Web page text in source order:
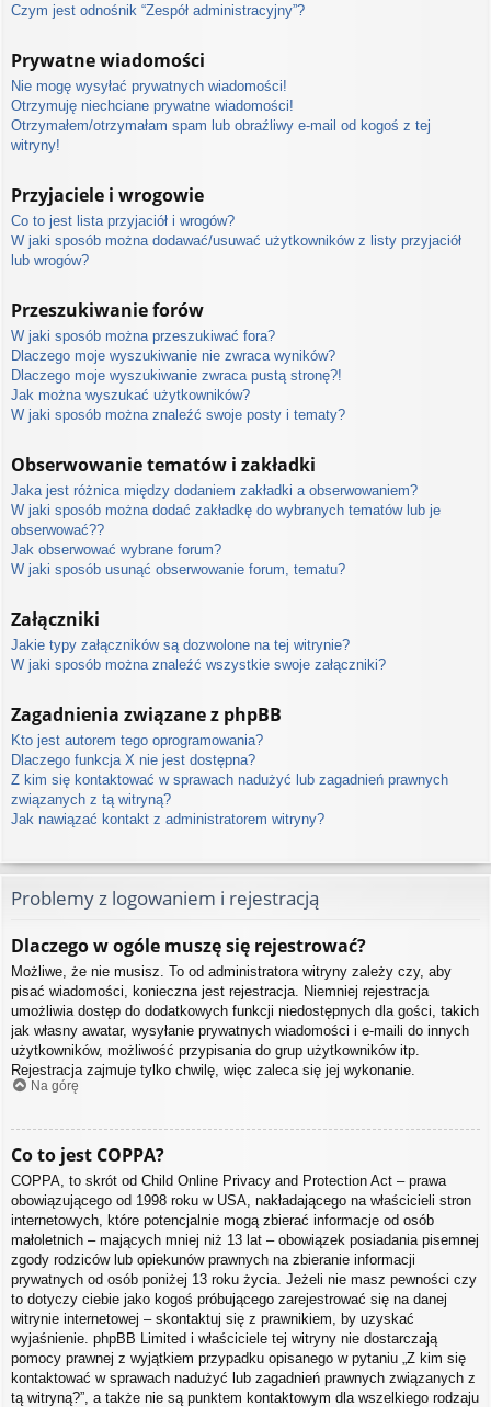
Czym jest odnośnik “Zespół administracyjny”?
Prywatne wiadomości
Nie mogę wysyłać prywatnych wiadomości!
Otrzymuję niechciane prywatne wiadomości!
Otrzymałem/otrzymałam spam lub obraźliwy e-mail od kogoś z tej
witryny!
Przyjaciele i wrogowie
Co to jest lista przyjaciół i wrogów?
W jaki sposób można dodawać/usuwać użytkowników z listy przyjaciół
lub wrogów?
Przeszukiwanie forów
W jaki sposób można przeszukiwać fora?
Dlaczego moje wyszukiwanie nie zwraca wyników?
Dlaczego moje wyszukiwanie zwraca pustą stronę?!
Jak można wyszukać użytkowników?
W jaki sposób można znaleźć swoje posty i tematy?
Obserwowanie tematów i zakładki
Jaka jest różnica między dodaniem zakładki a obserwowaniem?
W jaki sposób można dodać zakładkę do wybranych tematów lub je
obserwować??
Jak obserwować wybrane forum?
W jaki sposób usunąć obserwowanie forum, tematu?
Załączniki
Jakie typy załączników są dozwolone na tej witrynie?
W jaki sposób można znaleźć wszystkie swoje załączniki?
Zagadnienia związane z phpBB
Kto jest autorem tego oprogramowania?
Dlaczego funkcja X nie jest dostępna?
Z kim się kontaktować w sprawach nadużyć lub zagadnień prawnych
związanych z tą witryną?
Jak nawiązać kontakt z administratorem witryny?
Problemy z logowaniem i rejestracją
Dlaczego w ogóle muszę się rejestrować?
Możliwe, że nie musisz. To od administratora witryny zależy czy, aby
pisać wiadomości, konieczna jest rejestracja. Niemniej rejestracja
umożliwia dostęp do dodatkowych funkcji niedostępnych dla gości, takich
jak własny awatar, wysyłanie prywatnych wiadomości i e-maili do innych
użytkowników, możliwość przypisania do grup użytkowników itp.
Rejestracja zajmuje tylko chwilę, więc zaleca się jej wykonanie.
Na górę
Co to jest COPPA?
COPPA, to skrót od Child Online Privacy and Protection Act – prawa
obowiązującego od 1998 roku w USA, nakładającego na właścicieli stron
internetowych, które potencjalnie mogą zbierać informacje od osób
małoletnich – mających mniej niż 13 lat – obowiązek posiadania pisemnej
zgody rodziców lub opiekunów prawnych na zbieranie informacji
prywatnych od osób poniżej 13 roku życia. Jeżeli nie masz pewności czy
to dotyczy ciebie jako kogoś próbującego zarejestrować się na danej
witrynie internetowej – skontaktuj się z prawnikiem, by uzyskać
wyjaśnienie. phpBB Limited i właściciele tej witryny nie dostarczają
pomocy prawnej z wyjątkiem przypadku opisanego w pytaniu „Z kim się
kontaktować w sprawach nadużyć lub zagadnień prawnych związanych z
tą witryną?”, a także nie są punktem kontaktowym dla wszelkiego rodzaju